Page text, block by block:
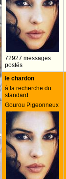
72927 messages
postés
le chardon
à la recherche du
standard
Gourou Pigeonneux